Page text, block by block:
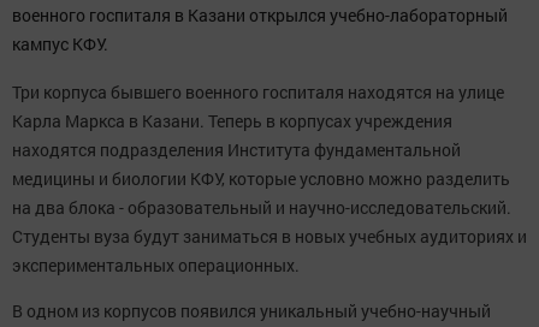
военного госпиталя в Казани открылся учебно-лабораторный
кампус КФУ.
Три корпуса бывшего военного госпиталя находятся на улице
Карла Маркса в Казани. Теперь в корпусах учреждения
находятся подразделения Института фундаментальной
медицины и биологии КФУ, которые условно можно разделить
на два блока - образовательный и научно-исследовательский.
Студенты вуза будут заниматься в новых учебных аудиториях и
экспериментальных операционных.
В одном из корпусов появился уникальный учебно-научный